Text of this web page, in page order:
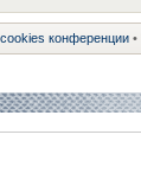
конференции